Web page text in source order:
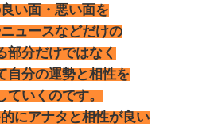
い面・悪い面を
ュースなどだけの
部分だけではなく
自分の運勢と相性を
ていくのです。
にアナタと相性が良い